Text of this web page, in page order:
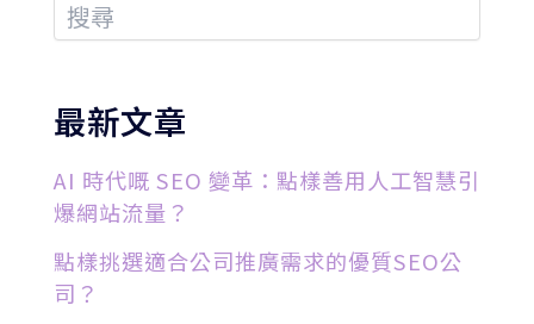
最新文章
AI 時代嘅 SEO 變革：點樣善用人工智慧引
爆網站流量？
點樣挑選適合公司推廣需求的優質SEO公
司？